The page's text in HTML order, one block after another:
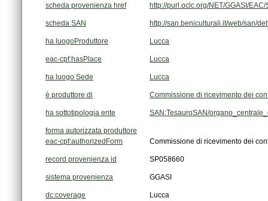
scheda provenienza href http://purl.oclc.org/NET/GGASI/
scheda SAN http://san.beniculturali.it/web/san/
ha luogoProduttore Lucca
eac-cpf:hasPlace Lucca
ha luogo Sede Lucca
è produttore di Commissione di ricevimento dei
ha sottotipologia ente SAN:TesauroSAN/
forma autorizzata produttore
eac-cpf:authorizedForm
Commissione di ricevimento dei
record provenienza id SP058660
sistema provenienza GGASI
dc:coverage Lucca